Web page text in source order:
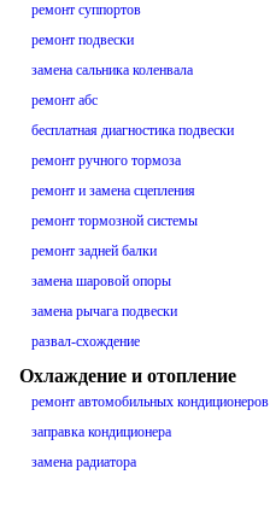
ремонт суппортов
ремонт подвески
замена сальника коленвала
ремонт абс
бесплатная диагностика подвески
ремонт ручного тормоза
ремонт и замена сцепления
ремонт тормозной системы
ремонт задней балки
замена шаровой опоры
замена рычага подвески
развал-схождение
Охлаждение и отопление
ремонт автомобильных кондиционеров
заправка кондиционера
замена радиатора